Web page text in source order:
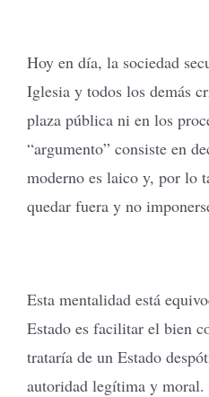
Hoy en día, la sociedad
Iglesia y todos los demás
plaza pública ni en los
“argumento” consiste en
moderno es laico y, por lo
quedar fuera y no
Esta mentalidad está
Estado es facilitar el bien
trataría de un Estado
autoridad legítima y